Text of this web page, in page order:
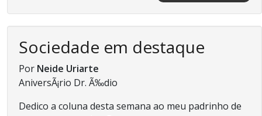
Sociedade em destaque
Por Neide Uriarte
AniversÃ¡rio Dr. Ã‰dio
Dedico a coluna desta semana ao meu padrinho de